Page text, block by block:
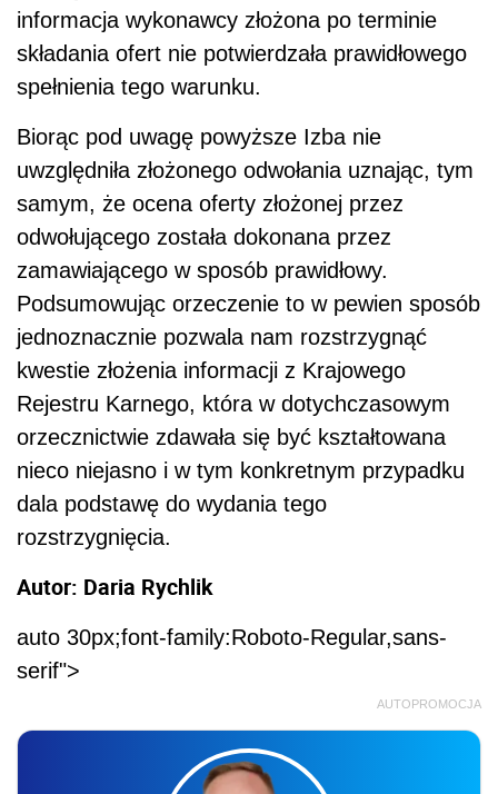
informacja wykonawcy złożona po terminie
składania ofert nie potwierdzała prawidłowego
spełnienia tego warunku.
Biorąc pod uwagę powyższe Izba nie
uwzględniła złożonego odwołania uznając, tym
samym, że ocena oferty złożonej przez
odwołującego została dokonana przez
zamawiającego w sposób prawidłowy.
Podsumowując orzeczenie to w pewien sposób
jednoznacznie pozwala nam rozstrzygnąć
kwestie złożenia informacji z Krajowego
Rejestru Karnego, która w dotychczasowym
orzecznictwie zdawała się być kształtowana
nieco niejasno i w tym konkretnym przypadku
dala podstawę do wydania tego
rozstrzygnięcia.
Autor: Daria Rychlik
auto 30px;font-family:Roboto-Regular,sans-
serif">
AUTOPROMOCJA